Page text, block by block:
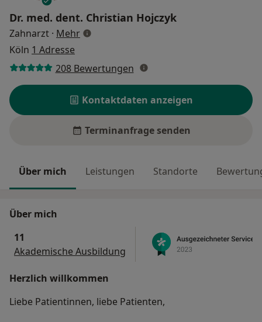
Dr. med. dent. Christian Hojczyk
Zahnarzt · Mehrüber Spezialisierungen
Köln 1 Adresse
208 Bewertungen
Kontaktdaten anzeigen
Terminanfrage senden
Über mich Leistungen Standorte
Über mich
11
Akademische Ausbildung
Herzlich willkommen
Liebe Patientinnen, liebe Patienten,